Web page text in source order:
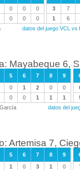
0 0 0 3
7
0 0 0 1
6
datos del juego VCL vs
Mayabeque 6,
5 6 7 8 9
0 1 2 0 0
0 0 1 1 1
datos del
Artemisa 7,
5 6 7 8 9
1 0 3 1 0